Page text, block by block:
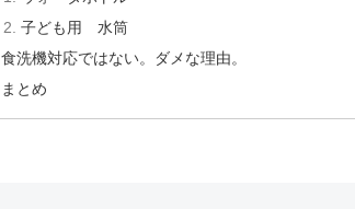
子ども用 水筒
食洗機対応ではない。ダメな理由。
まとめ